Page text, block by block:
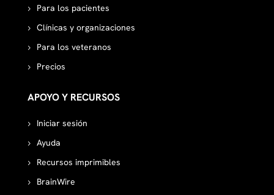
Para los pacientes
Clínicas y organizaciones
Para los veteranos
Precios
APOYO Y RECURSOS
Iniciar sesión
Ayuda
Recursos imprimibles
BrainWire